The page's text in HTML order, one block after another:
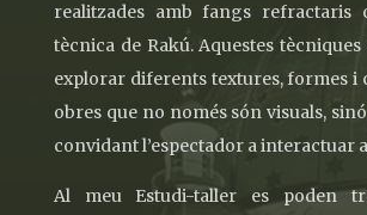
realitzades amb fangs refractaris
tècnica de Rakú. Aquestes
explorar diferents textures, formes i
obres que no només són visuals,
convidant l’espectador a interactuar
Al meu Estudi-taller es poden